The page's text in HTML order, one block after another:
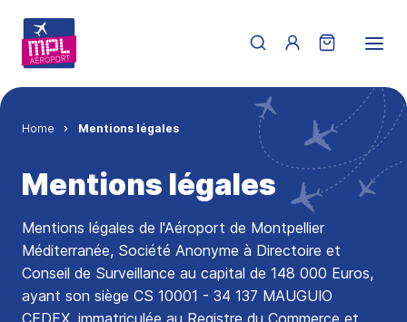
Breadcrumb
Home Mentions légales
Mentions légales
Mentions légales de l'Aéroport de Montpellier
Méditerranée, Société Anonyme à Directoire et
Conseil de Surveillance au capital de 148 000 Euros,
ayant son siège CS 10001 - 34 137 MAUGUIO
CEDEX, immatriculée au Registre du Commerce et